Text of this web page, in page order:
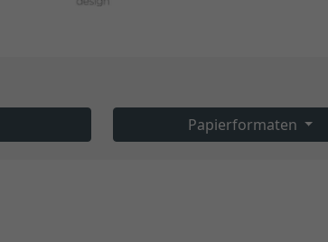
Papierformaten